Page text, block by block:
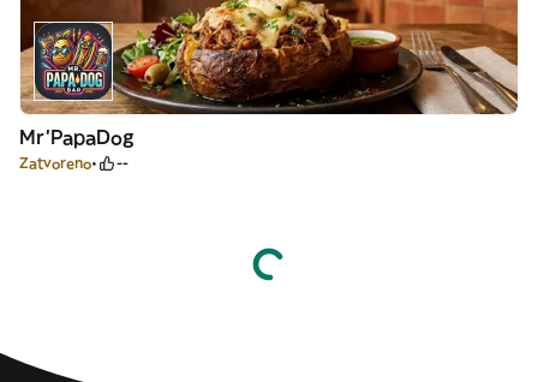
Mr’PapaDog
Zatvoreno --